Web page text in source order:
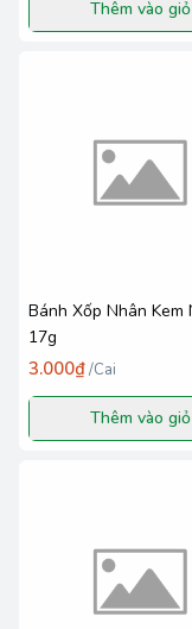
Thêm vào giỏ
Bánh Xốp Nhân Kem
17g
3.000₫/Cai
Thêm vào giỏ